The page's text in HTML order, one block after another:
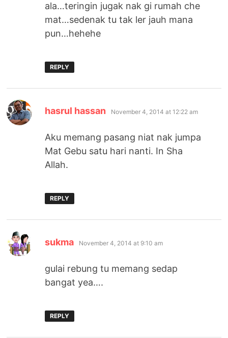
ala…teringin jugak nak gi rumah che
mat…sedenak tu tak ler jauh mana
pun…hehehe
REPLY
hasrul hassan says:
November 4, 2014 at 12:22 am
Aku memang pasang niat nak jumpa
Mat Gebu satu hari nanti. In Sha
Allah.
REPLY
sukma says:
November 4, 2014 at 9:10 am
gulai rebung tu memang sedap
bangat yea….
REPLY